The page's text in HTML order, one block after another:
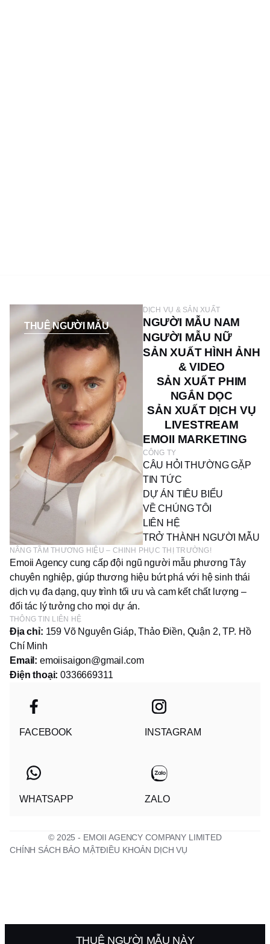
THUÊ NGƯỜI MẪU NÀY
THUÊ NGƯỜI MẪU
DỊCH VỤ & SẢN XUẤT
NGƯỜI MẪU NAM
NGƯỜI MẪU NỮ
SẢN XUẤT HÌNH ẢNH
& VIDEO
SẢN XUẤT PHIM
NGẮN DỌC
SẢN XUẤT DỊCH VỤ
LIVESTREAM
EMOII MARKETING
CÔNG TY
CÂU HỎI THƯỜNG GẶP
TIN TỨC
DỰ ÁN TIÊU BIỂU
VỀ CHÚNG TÔI
LIÊN HỆ
TRỞ THÀNH NGƯỜI MẪU
NÂNG TẦM THƯƠNG HIỆU – CHINH PHỤC THỊ TRƯỜNG!
Emoii Agency cung cấp đội ngũ người mẫu phương Tây
chuyên nghiệp, giúp thương hiệu bứt phá với hệ sinh thái
dịch vụ đa dạng, quy trình tối ưu và cam kết chất lượng –
đối tác lý tưởng cho mọi dự án.
THÔNG TIN LIÊN HỆ
Địa chỉ: 159 Võ Nguyên Giáp, Thảo Điền, Quận 2, TP. Hồ
Chí Minh
Email: emoiisaigon@gmail.com
Điện thoại: 0336669311
FACEBOOK INSTAGRAM
WHATSAPP ZALO
© 2025 - EMOII AGENCY COMPANY LIMITED
CHÍNH SÁCH BẢO MẬTĐIỀU KHOẢN DỊCH VỤ